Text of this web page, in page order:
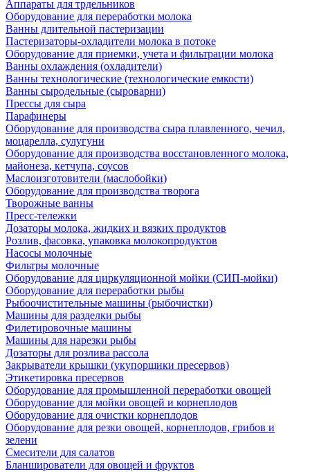
Аппараты для трдельников
Оборудование для переработки молока
Ванны длительной пастеризации
Пастеризаторы-охладители молока в потоке
Оборудование для приемки, учета и фильтрации молока
Ванны охлаждения (охладители)
Ванны технологические (технологические емкости)
Ванны сыродельные (сыроварни)
Прессы для сыра
Парафинеры
Оборудование для производства сыра плавленного, чечил,
моцарелла, сулугуни
Оборудование для производства восстановленного молока,
майонеза, кетчупа, соусов
Маслоизготовители (маслобойки)
Оборудование для производства творога
Творожные ванны
Пресс-тележки
Дозаторы молока, жидких и вязких продуктов
Розлив, фасовка, упаковка молокопродуктов
Насосы молочные
Фильтры молочные
Оборудование для циркуляционной мойки (СИП-мойки)
Оборудование для переработки рыбы
Рыбоочистительные машины (рыбочистки)
Машины для разделки рыбы
Филетировочные машины
Машины для нарезки рыбы
Дозаторы для розлива рассола
Закрыватели крышки (укупорщики пресервов)
Этикетировка пресервов
Оборудование для промышленной переработки овощей
Оборудование для мойки овощей и корнеплодов
Оборудование для очистки корнеплодов
Оборудование для резки овощей, корнеплодов, грибов и
зелени
Смесители для салатов
Бланширователи для овощей и фруктов